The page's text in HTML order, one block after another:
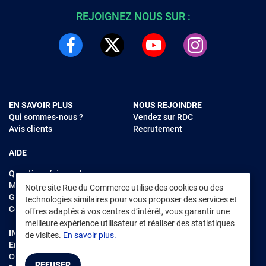
Notre site Rue du Commerce utilise des cookies ou des
technologies similaires pour vous proposer des services et
offres adaptés à vos centres d’intérêt, vous garantir une
meilleure expérience utilisateur et réaliser des statistiques
de visites. En savoir plus.
REJOIGNEZ NOUS SUR :
EN SAVOIR PLUS
Qui sommes-nous ?
Avis clients
AIDE
Questions fréquentes
Modes de règlements
Garantie et retours
Contacter Rue du Commerce
NOUS REJOINDRE
Vendez sur RDC
Recrutement
INFORMATIONS LÉGALES
Environnement
CGV /CGU Marketplace